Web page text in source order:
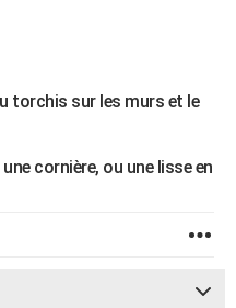
torchis sur les murs et le
cornière, ou une lisse en